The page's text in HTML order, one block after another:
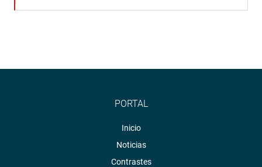
PORTAL
Inicio
Noticias
Contrastes